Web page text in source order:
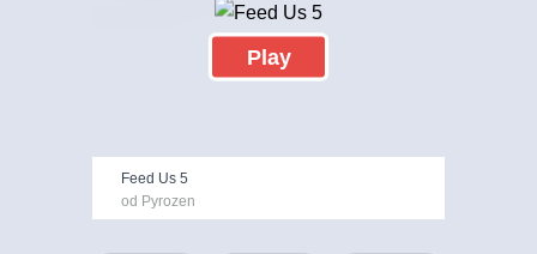
Play
Feed Us 5
od Pyrozen